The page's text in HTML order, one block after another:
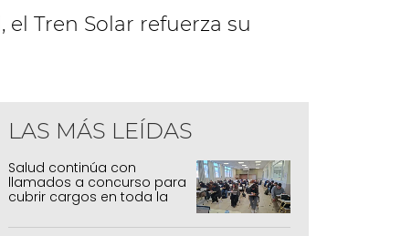
Tren Solar refuerza su
Patrimonio de la Humanidad
LAS MÁS LEÍDAS
Salud continúa con
llamados a concurso para
cubrir cargos en toda la